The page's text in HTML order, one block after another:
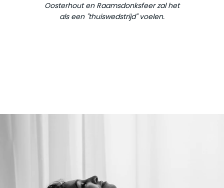
Oosterhout en Raamsdonksfeer zal het
als een "thuiswedstrijd" voelen.